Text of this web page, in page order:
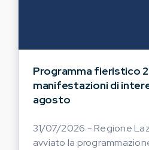
Programma fieristico
manifestazioni di
agosto
31/07/2026 - Regione
avviato la